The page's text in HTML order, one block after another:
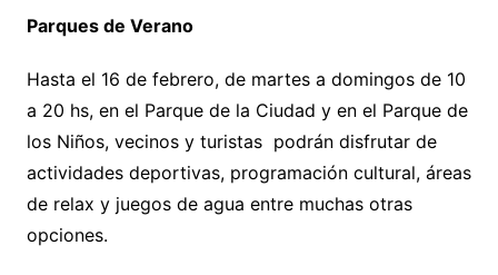
Parques de Verano
Hasta el 16 de febrero, de martes a domingos de 10
a 20 hs, en el Parque de la Ciudad y en el Parque de
los Niños, vecinos y turistas podrán disfrutar de
actividades deportivas, programación cultural, áreas
de relax y juegos de agua entre muchas otras
opciones.